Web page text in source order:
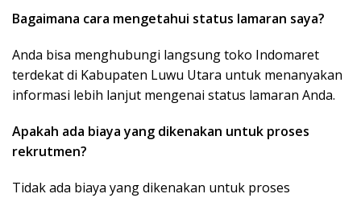
Bagaimana cara mengetahui status lamaran saya?
Anda bisa menghubungi langsung toko Indomaret
terdekat di Kabupaten Luwu Utara untuk menanyakan
informasi lebih lanjut mengenai status lamaran Anda.
Apakah ada biaya yang dikenakan untuk proses
rekrutmen?
Tidak ada biaya yang dikenakan untuk proses